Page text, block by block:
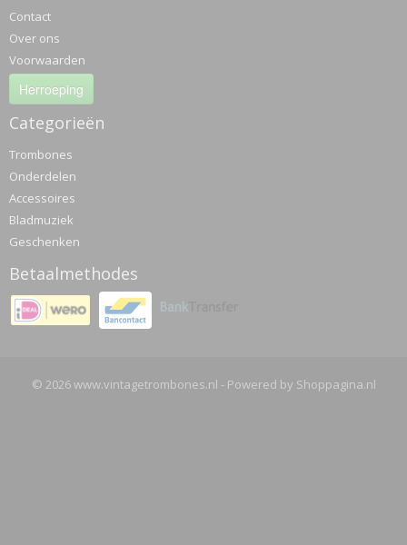
Contact
Over ons
Voorwaarden
Herroeping
Categorieën
Trombones
Onderdelen
Accessoires
Bladmuziek
Geschenken
Betaalmethodes
© 2026 www.vintagetrombones.nl - Powered by Shoppagina.nl